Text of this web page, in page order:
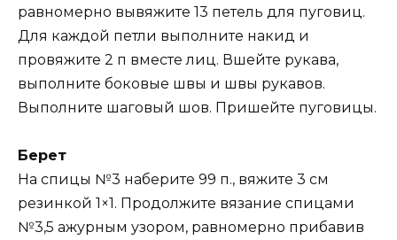
равномерно вывяжите 13 петель для пуговиц.
Для каждой петли выполните накид и
провяжите 2 п вместе лиц. Вшейте рукава,
выполните боковые швы и швы рукавов.
Выполните шаговый шов. Пришейте пуговицы.
Берет
На спицы №3 наберите 99 п., вяжите 3 см
резинкой 1×1. Продолжите вязание спицами
№3,5 ажурным узором, равномерно прибавив